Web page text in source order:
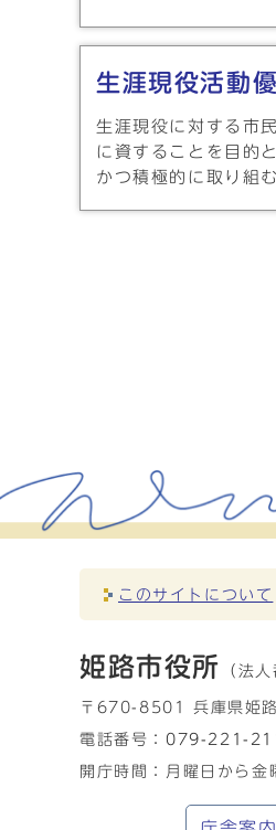
生涯現役活動
生涯現役に対する市
に資することを目的
かつ積極的に取り組
このサイトについて
姫路市役所 （法人
〒670-8501 兵庫県姫
電話番号： 079-221-
開庁時間：月曜日から